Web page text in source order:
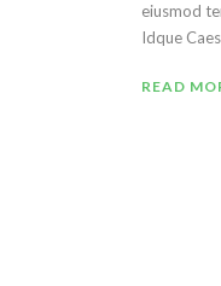
eiusmod
Idque
READ